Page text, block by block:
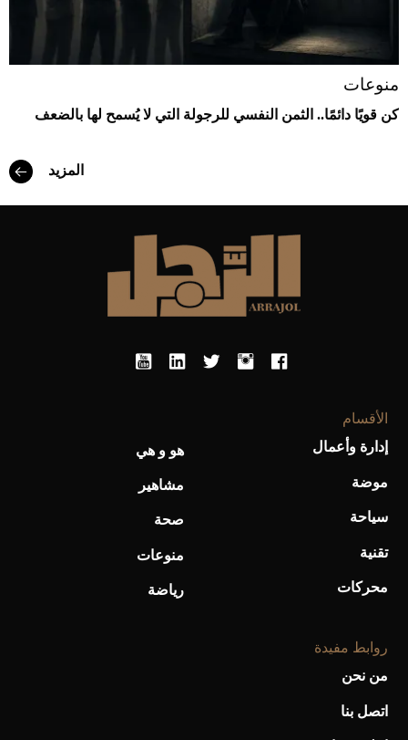
منوعات
كن قويًا دائمًا.. الثمن النفسي للرجولة التي لا يُسمح لها بالضعف
المزيد
الأقسام
إدارة وأعمال
موضة
سياحة
تقنية
محركات
هو و هي
مشاهير
صحة
منوعات
رياضة
روابط مفيدة
من نحن
اتصل بنا